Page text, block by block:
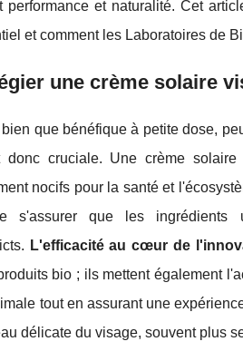
performance et naturalité. Cet
et comment les Laboratoires de
une crème solaire
que bénéfique à petite dose,
donc cruciale. Une crème
nocifs pour la santé et
s'assurer que les
L'efficacité au cœur de
bio ; ils mettent également
tout en assurant une
délicate du visage, souvent plus